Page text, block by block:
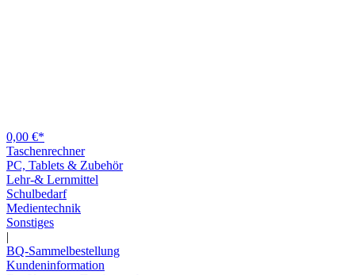
0,00 €*
Taschenrechner
PC, Tablets & Zubehör
Lehr-& Lernmittel
Schulbedarf
Medientechnik
Sonstiges
|
BQ-Sammelbestellung
Kundeninformation